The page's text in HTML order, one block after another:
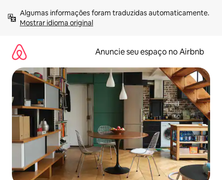
para
Mostrar idioma original
Anuncie seu espaço no Airbnb